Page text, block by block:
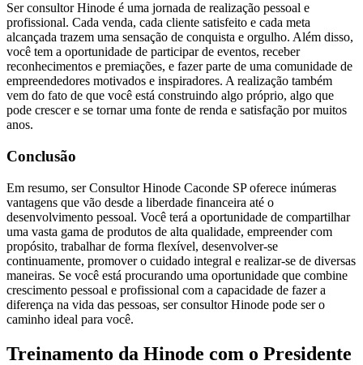
Ser consultor Hinode é uma jornada de realização pessoal e
profissional. Cada venda, cada cliente satisfeito e cada meta
alcançada trazem uma sensação de conquista e orgulho. Além disso,
você tem a oportunidade de participar de eventos, receber
reconhecimentos e premiações, e fazer parte de uma comunidade de
empreendedores motivados e inspiradores. A realização também
vem do fato de que você está construindo algo próprio, algo que
pode crescer e se tornar uma fonte de renda e satisfação por muitos
anos.
Conclusão
Em resumo, ser Consultor Hinode Caconde SP oferece inúmeras
vantagens que vão desde a liberdade financeira até o
desenvolvimento pessoal. Você terá a oportunidade de compartilhar
uma vasta gama de produtos de alta qualidade, empreender com
propósito, trabalhar de forma flexível, desenvolver-se
continuamente, promover o cuidado integral e realizar-se de diversas
maneiras. Se você está procurando uma oportunidade que combine
crescimento pessoal e profissional com a capacidade de fazer a
diferença na vida das pessoas, ser consultor Hinode pode ser o
caminho ideal para você.
Treinamento da Hinode com o Presidente